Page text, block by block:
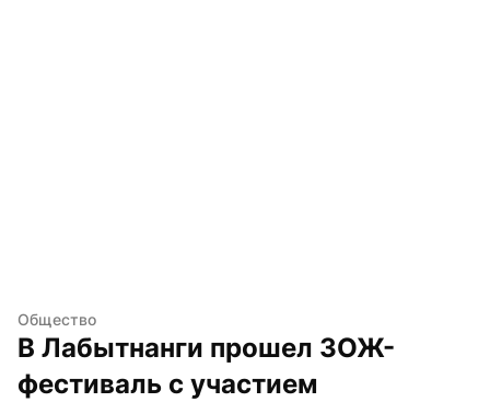
Общество
В Лабытнанги прошел ЗОЖ-
фестиваль с участием